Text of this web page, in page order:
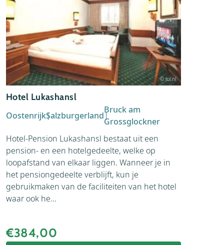
© tui.nl
Hotel Lukashansl
OostenrijkSalzburgerland
Bruck am
Grossglockner
Hotel-Pension Lukashansl bestaat uit een
pension- en een hotelgedeelte, welke op
loopafstand van elkaar liggen. Wanneer je in
het pensiongedeelte verblijft, kun je
gebruikmaken van de faciliteiten van het hotel
waar ook he...
€384,00